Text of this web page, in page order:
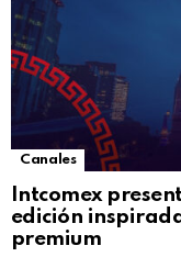
Canales
Intcomex
edición
premium